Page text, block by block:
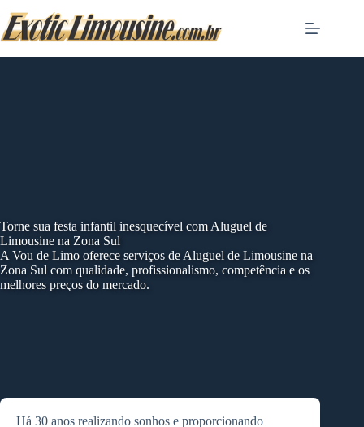
to
content
Torne sua festa infantil inesquecível com Aluguel de
Limousine na Zona Sul
A Vou de Limo oferece serviços de Aluguel de Limousine na
Zona Sul com qualidade, profissionalismo, competência e os
melhores preços do mercado.
Há 30 anos realizando sonhos e proporcionando